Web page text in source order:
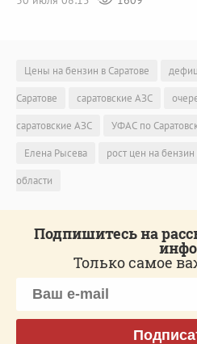
Цены на бензин в Саратове
Саратове
саратовские АЗС
саратовские АЗС
УФАС по
Елена Рысева
рост цен на бензин
области
Подпишитесь на
Только самое